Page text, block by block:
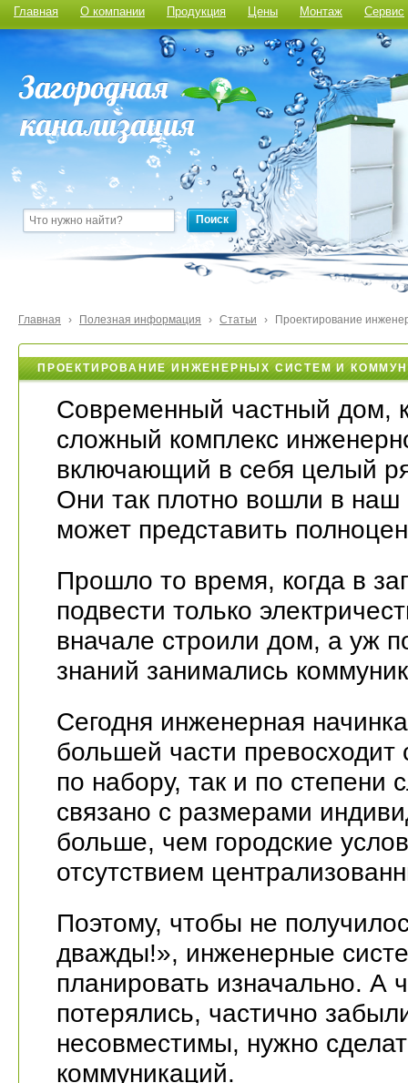
Главная О компании Продукция Цены Монтаж Сервис
Поиск
Главная › Полезная информация › Статьи › Проектирование
ПРОЕКТИРОВАНИЕ ИНЖЕНЕРНЫХ СИСТЕМ И
Современный частный дом,
сложный комплекс
включающий в себя целый
Они так плотно вошли в наш
может представить
Прошло то время, когда в
подвести только
вначале строили дом, а уж
знаний занимались
Сегодня инженерная
большей части превосходит
по набору, так и по степени
связано с размерами
больше, чем городские
отсутствием
Поэтому, чтобы не
дважды!», инженерные
планировать изначально. А
потерялись, частично
несовместимы, нужно
коммуникаций.